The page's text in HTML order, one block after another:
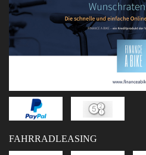
FAHRRADLEASING